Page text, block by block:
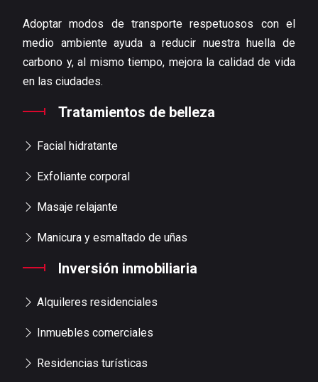
Adoptar modos de transporte respetuosos con el
medio ambiente ayuda a reducir nuestra huella de
carbono y, al mismo tiempo, mejora la calidad de vida
en las ciudades.
Tratamientos de belleza
Facial hidratante
Exfoliante corporal
Masaje relajante
Manicura y esmaltado de uñas
Inversión inmobiliaria
Alquileres residenciales
Inmuebles comerciales
Residencias turísticas